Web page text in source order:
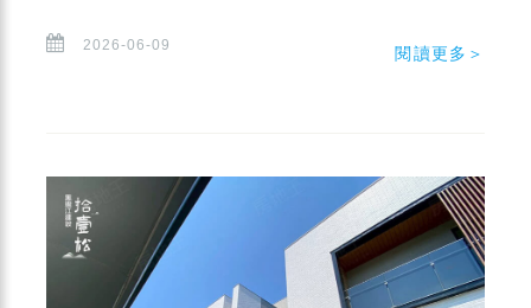
2026-06-09 閱讀更多＞